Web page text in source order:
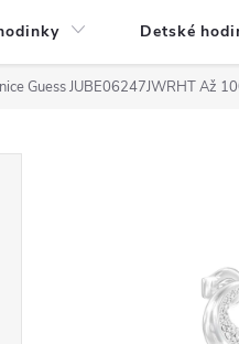
Detské
Guess JUBE06247JWRHTAž